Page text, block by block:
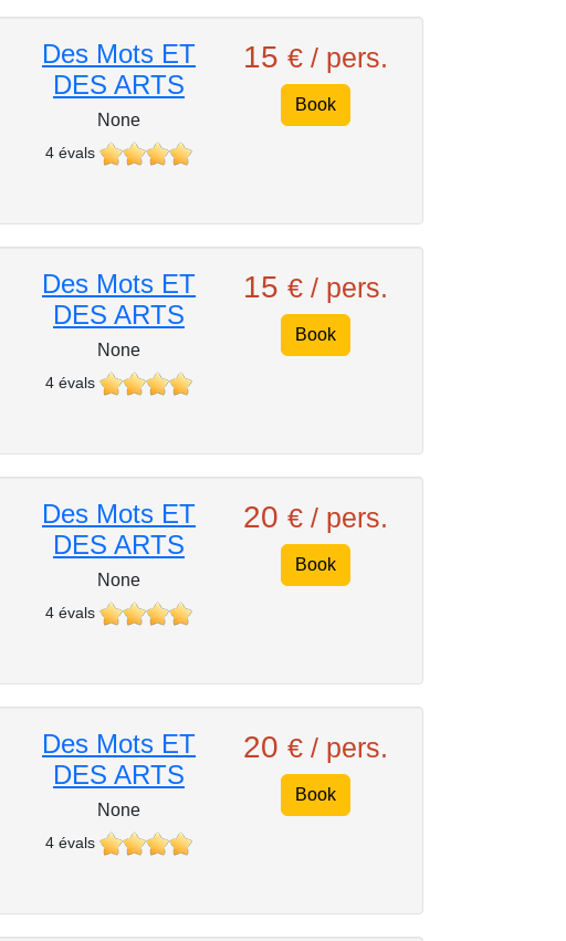
Des Mots ET
DES ARTS
None
4 évals
15€ / pers.
Book
Des Mots ET
DES ARTS
None
4 évals
15€ / pers.
Book
Des Mots ET
DES ARTS
None
4 évals
20€ / pers.
Book
Des Mots ET
DES ARTS
None
4 évals
20€ / pers.
Book